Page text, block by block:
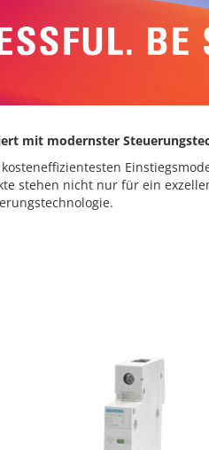
mit modernster
stehen nicht nur für ein